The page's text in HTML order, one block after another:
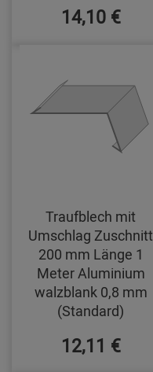
14,10 €
Traufblech mit
Umschlag Zuschnitt
200 mm Länge 1
Meter Aluminium
walzblank 0,8 mm
(Standard)
12,11 €